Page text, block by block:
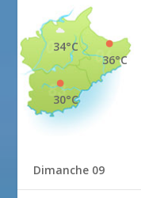
36°C
34°C
30°C
Dimanche 09